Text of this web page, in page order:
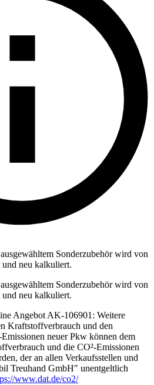
Sonderzubehör wird von
neu kalkuliert.
Sonderzubehör wird von
neu kalkuliert.
Angebot AK-106901: Weitere
Kraftstoffverbrauch und den
neuer Pkw können dem
und die CO²-Emissionen
der an allen Verkaufsstellen und
Treuhand GmbH" unentgeltlich
www.dat.de/co2/